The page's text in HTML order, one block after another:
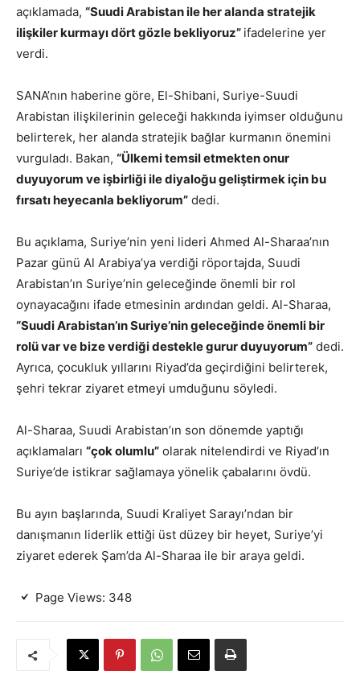
açıklamada, “Suudi Arabistan ile her alanda stratejik
ilişkiler kurmayı dört gözle bekliyoruz” ifadelerine yer
verdi.
SANA’nın haberine göre, El-Shibani, Suriye-Suudi
Arabistan ilişkilerinin geleceği hakkında iyimser olduğunu
belirterek, her alanda stratejik bağlar kurmanın önemini
vurguladı. Bakan, “Ülkemi temsil etmekten onur
duyuyorum ve işbirliği ile diyaloğu geliştirmek için bu
fırsatı heyecanla bekliyorum” dedi.
Bu açıklama, Suriye’nin yeni lideri Ahmed Al-Sharaa’nın
Pazar günü Al Arabiya’ya verdiği röportajda, Suudi
Arabistan’ın Suriye’nin geleceğinde önemli bir rol
oynayacağını ifade etmesinin ardından geldi. Al-Sharaa,
“Suudi Arabistan’ın Suriye’nin geleceğinde önemli bir
rolü var ve bize verdiği destekle gurur duyuyorum” dedi.
Ayrıca, çocukluk yıllarını Riyad’da geçirdiğini belirterek,
şehri tekrar ziyaret etmeyi umduğunu söyledi.
Al-Sharaa, Suudi Arabistan’ın son dönemde yaptığı
açıklamaları “çok olumlu” olarak nitelendirdi ve Riyad’ın
Suriye’de istikrar sağlamaya yönelik çabalarını övdü.
Bu ayın başlarında, Suudi Kraliyet Sarayı’ndan bir
danışmanın liderlik ettiği üst düzey bir heyet, Suriye’yi
ziyaret ederek Şam’da Al-Sharaa ile bir araya geldi.
Page Views: 348